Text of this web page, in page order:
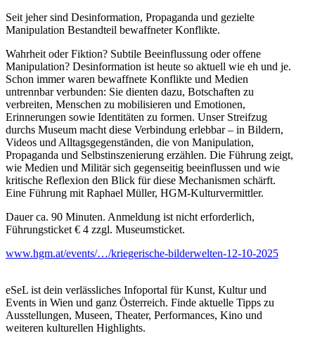
Seit jeher sind Desinformation, Propaganda und gezielte
Manipulation Bestandteil bewaffneter Konflikte.
Wahrheit oder Fiktion? Subtile Beeinflussung oder offene
Manipulation? Desinformation ist heute so aktuell wie eh und je.
Schon immer waren bewaffnete Konflikte und Medien
untrennbar verbunden: Sie dienten dazu, Botschaften zu
verbreiten, Menschen zu mobilisieren und Emotionen,
Erinnerungen sowie Identitäten zu formen. Unser Streifzug
durchs Museum macht diese Verbindung erlebbar – in Bildern,
Videos und Alltagsgegenständen, die von Manipulation,
Propaganda und Selbstinszenierung erzählen. Die Führung zeigt,
wie Medien und Militär sich gegenseitig beeinflussen und wie
kritische Reflexion den Blick für diese Mechanismen schärft.
Eine Führung mit Raphael Müller, HGM-Kulturvermittler.
Dauer ca. 90 Minuten. Anmeldung ist nicht erforderlich,
Führungsticket € 4 zzgl. Museumsticket.
www.hgm.at/events/…/kriegerische-bilderwelten-12-10-2025
eSeL ist dein verlässliches Infoportal für Kunst, Kultur und
Events in Wien und ganz Österreich. Finde aktuelle Tipps zu
Ausstellungen, Museen, Theater, Performances, Kino und
weiteren kulturellen Highlights.